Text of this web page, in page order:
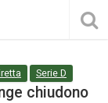
Serie D
chiudono